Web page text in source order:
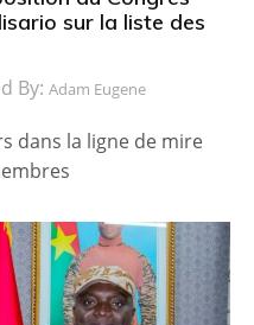
sur la liste des
By: Adam Eugene
dans la ligne de mire